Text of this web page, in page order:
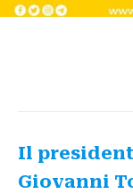
Il
Giovanni